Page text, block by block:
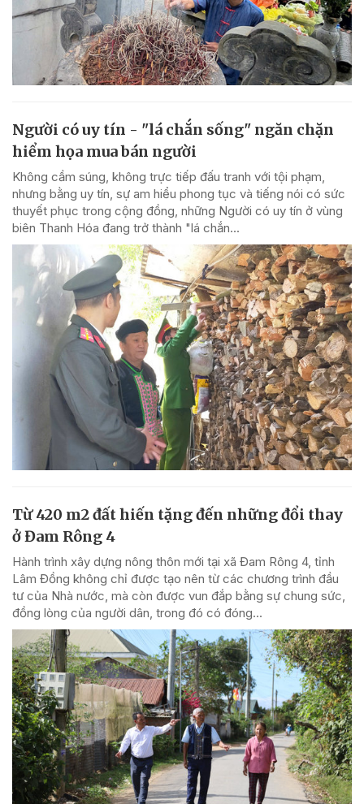
Người có uy tín - "lá chắn sống" ngăn chặn
hiểm họa mua bán người
Không cầm súng, không trực tiếp đấu tranh với tội phạm,
nhưng bằng uy tín, sự am hiểu phong tục và tiếng nói có sức
thuyết phục trong cộng đồng, những Người có uy tín ở vùng
biên Thanh Hóa đang trở thành "lá chắn...
Từ 420 m2 đất hiến tặng đến những đổi thay
ở Đam Rông 4
Hành trình xây dựng nông thôn mới tại xã Đam Rông 4, tỉnh
Lâm Đồng không chỉ được tạo nên từ các chương trình đầu
tư của Nhà nước, mà còn được vun đắp bằng sự chung sức,
đồng lòng của người dân, trong đó có đóng...